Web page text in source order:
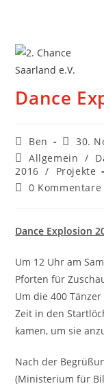
Dance
Ben
30.
Allgemein /
2016 /
Projekte
0 Kommentare
Dance Explosion
Um 12 Uhr am
Pforten für
Um die 400
Zeit in den
kamen, um sie
Nach der
(Ministerium für